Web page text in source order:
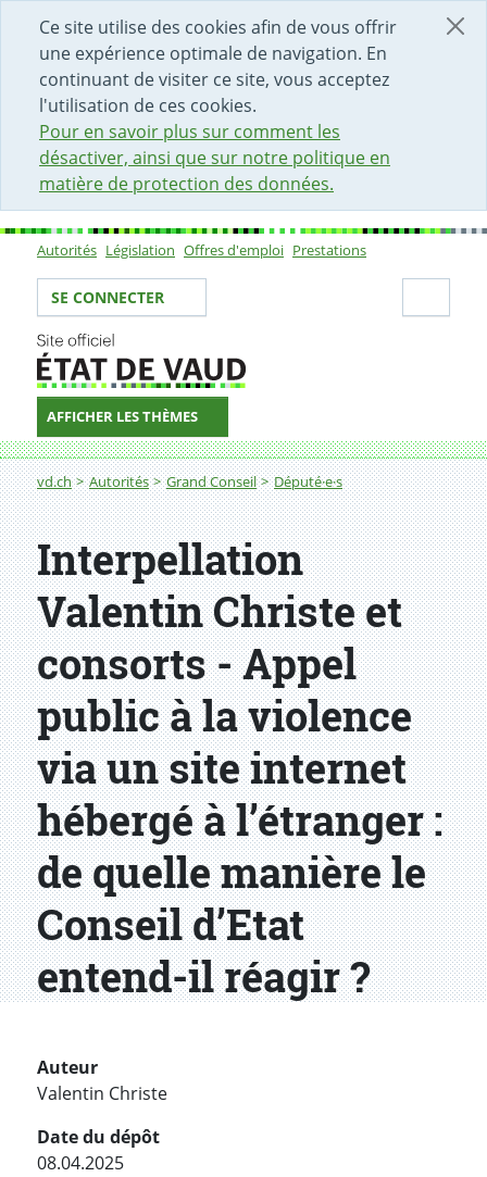
Ce site utilise des cookies afin de vous offrir
une expérience optimale de navigation. En
continuant de visiter ce site, vous acceptez
l'utilisation de ces cookies.
Pour en savoir plus sur comment les
désactiver, ainsi que sur notre politique en
matière de protection des données.
DÉBUT DU CONTENU DE LA PAGE
ACCÈS AU CHAMP DE RECHERCHE
PAGE D'ACCUEIL
FORMULAIRE DE CONTACT
Sous-navigation
Autorités Législation Offres d'emploi Prestations
Votre identité
SE CONNECTER
AFFICHER LES THÈMES
Fil d'Ariane
vd.ch Autorités Grand Conseil Député·e·s
Interpellation
Valentin Christe et
consorts - Appel
public à la violence
via un site internet
hébergé à l’étranger :
de quelle manière le
Conseil d’Etat
entend-il réagir ?
Auteur
Valentin Christe
Date du dépôt
08.04.2025